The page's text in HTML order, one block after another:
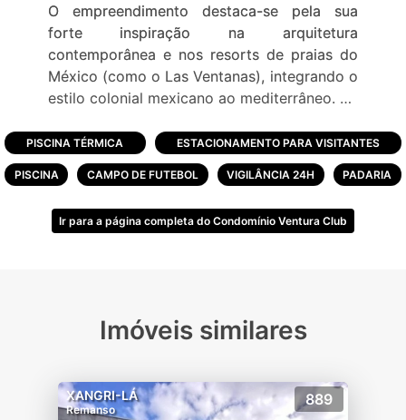
O empreendimento destaca-se pela sua
forte inspiração na arquitetura
contemporânea e nos resorts de praias do
México (como o Las Ventanas), integrando o
estilo colonial mexicano ao mediterrâneo.
Estrutura e Lotes
Área Total: Possui 419.000 m², onde a
ocupação dos terrenos corresponde a
apenas 44,80% do espaço.
Privacidade: O projeto afasta as casas umas
das outras e direciona praticamente todos
áreas verdes e lagos contemplativos.
PISCINA TÉRMICA ESTACIONAMENTO PARA VISITANTES
PISCINA CAMPO DE FUTEBOL VIGILÂNCIA 24H PADARIA
Ir para a página completa do Condomínio Ventura Club
Imóveis similares
XANGRI-LÁ
Remanso
889